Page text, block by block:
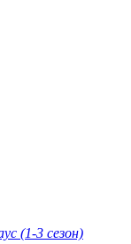
(1-3 сезон)